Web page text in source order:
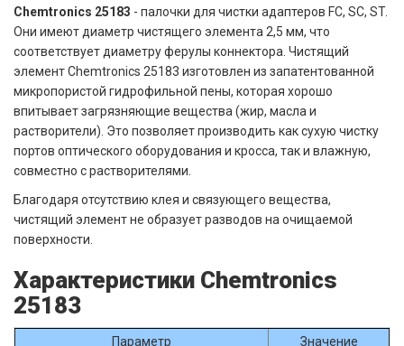
Chemtronics 25183 - палочки для чистки адаптеров FC, SC, ST.
Они имеют диаметр чистящего элемента 2,5 мм, что
соответствует диаметру ферулы коннектора. Чистящий
элемент Chemtronics 25183 изготовлен из запатентованной
микропористой гидрофильной пены, которая хорошо
впитывает загрязняющие вещества (жир, масла и
растворители). Это позволяет производить как сухую чистку
портов оптического оборудования и кросса, так и влажную,
совместно с растворителями.
Благодаря отсутствию клея и связующего вещества,
чистящий элемент не образует разводов на очищаемой
поверхности.
Характеристики Chemtronics
25183
Параметр Значение